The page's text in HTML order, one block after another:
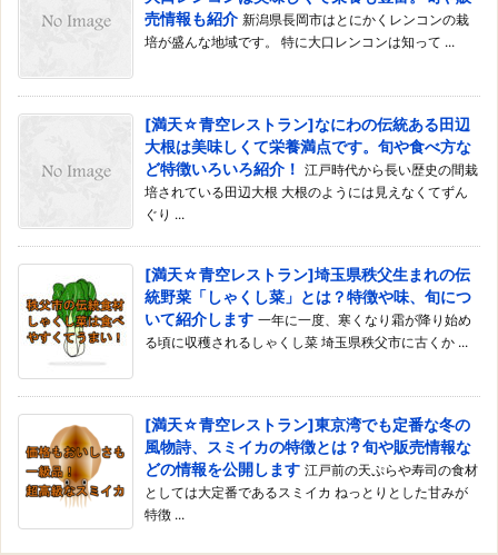
売情報も紹介 新潟県長岡市はとにかくレンコンの栽
培が盛んな地域です。 特に大口レンコンは知って ...
[満天☆青空レストラン]なにわの伝統ある田辺
大根は美味しくて栄養満点です。旬や食べ方な
ど特徴いろいろ紹介！ 江戸時代から長い歴史の間栽
培されている田辺大根 大根のようには見えなくてずん
ぐり ...
[満天☆青空レストラン]埼玉県秩父生まれの伝
統野菜「しゃくし菜」とは？特徴や味、旬につ
いて紹介します 一年に一度、寒くなり霜が降り始め
る頃に収穫されるしゃくし菜 埼玉県秩父市に古くか ...
[満天☆青空レストラン]東京湾でも定番な冬の
風物詩、スミイカの特徴とは？旬や販売情報な
どの情報を公開します 江戸前の天ぷらや寿司の食材
としては大定番であるスミイカ ねっとりとした甘みが
特徴 ...